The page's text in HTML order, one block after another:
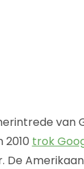
van
trok
De